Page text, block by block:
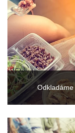
Odkladáme